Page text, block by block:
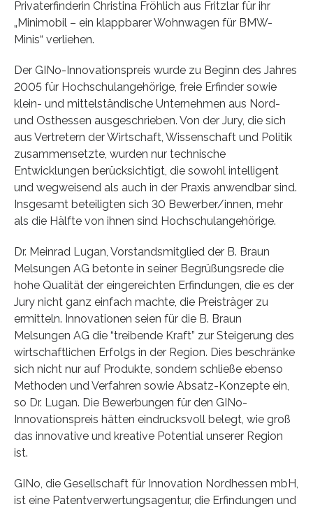
Privaterfinderin Christina Fröhlich aus Fritzlar für ihr
„Minimobil – ein klappbarer Wohnwagen für BMW-
Minis“ verliehen.
Der GINo-Innovationspreis wurde zu Beginn des Jahres
2005 für Hochschulangehörige, freie Erfinder sowie
klein- und mittelständische Unternehmen aus Nord-
und Osthessen ausgeschrieben. Von der Jury, die sich
aus Vertretern der Wirtschaft, Wissenschaft und Politik
zusammensetzte, wurden nur technische
Entwicklungen berücksichtigt, die sowohl intelligent
und wegweisend als auch in der Praxis anwendbar sind.
Insgesamt beteiligten sich 30 Bewerber/innen, mehr
als die Hälfte von ihnen sind Hochschulangehörige.
Dr. Meinrad Lugan, Vorstandsmitglied der B. Braun
Melsungen AG betonte in seiner Begrüßungsrede die
hohe Qualität der eingereichten Erfindungen, die es der
Jury nicht ganz einfach machte, die Preisträger zu
ermitteln. Innovationen seien für die B. Braun
Melsungen AG die “treibende Kraft” zur Steigerung des
wirtschaftlichen Erfolgs in der Region. Dies beschränke
sich nicht nur auf Produkte, sondern schließe ebenso
Methoden und Verfahren sowie Absatz-Konzepte ein,
so Dr. Lugan. Die Bewerbungen für den GINo-
Innovationspreis hätten eindrucksvoll belegt, wie groß
das innovative und kreative Potential unserer Region
ist.
GINo, die Gesellschaft für Innovation Nordhessen mbH,
ist eine Patentverwertungsagentur, die Erfindungen und